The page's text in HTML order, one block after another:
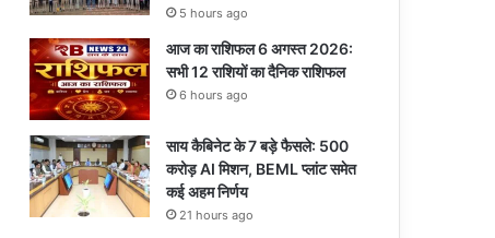
5 hours ago
आज का राशिफल 6 अगस्त 2026:
सभी 12 राशियों का दैनिक राशिफल
6 hours ago
साय कैबिनेट के 7 बड़े फैसले: 500
करोड़ AI मिशन, BEML प्लांट समेत
कई अहम निर्णय
21 hours ago